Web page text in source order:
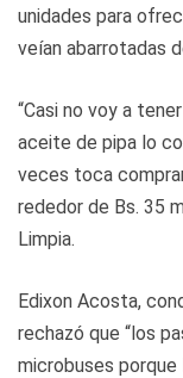
unidades para
veían abarrotadas
“Casi no voy a
aceite de pipa lo
veces toca
rededor de Bs. 35
Limpia.
Edixon Acosta,
rechazó que “los
microbuses porque